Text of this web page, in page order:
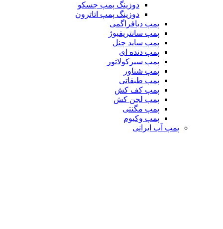
دوزینگ پمپ جسکو
دوزینگ پمپ اتاترون
پمپ دیافراگمی
پمپ سانتریفیوژ
پمپ ساید چنل
پمپ دنده ای
پمپ سیرکولاتور
پمپ شناور
پمپ طبقاتی
پمپ کف کش
پمپ لجن کش
پمپ مگنتی
پمپ وکیوم
پمپ آب ایرانی